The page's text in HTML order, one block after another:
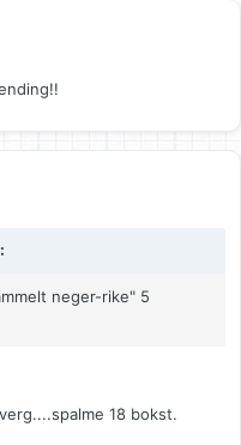
neger-rike" 5
18 bokst.